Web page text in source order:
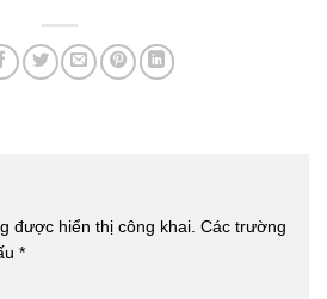
được hiển thị công khai. Các trường
*